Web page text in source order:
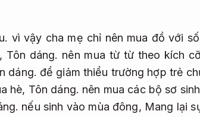
vì vậy cha mẹ chỉ nên mua đồ với
Tôn dáng. nên mua từ từ theo kích
dáng. để giảm thiểu trường hợp trẻ
hè, Tôn dáng. nên mua các bộ sơ
nếu sinh vào mùa đông, Mang lại